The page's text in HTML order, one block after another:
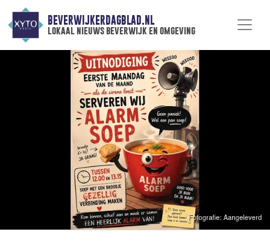
BEVERWIJKERDAGBLAD.NL
lokaal nieuws beverwijk en omgeving